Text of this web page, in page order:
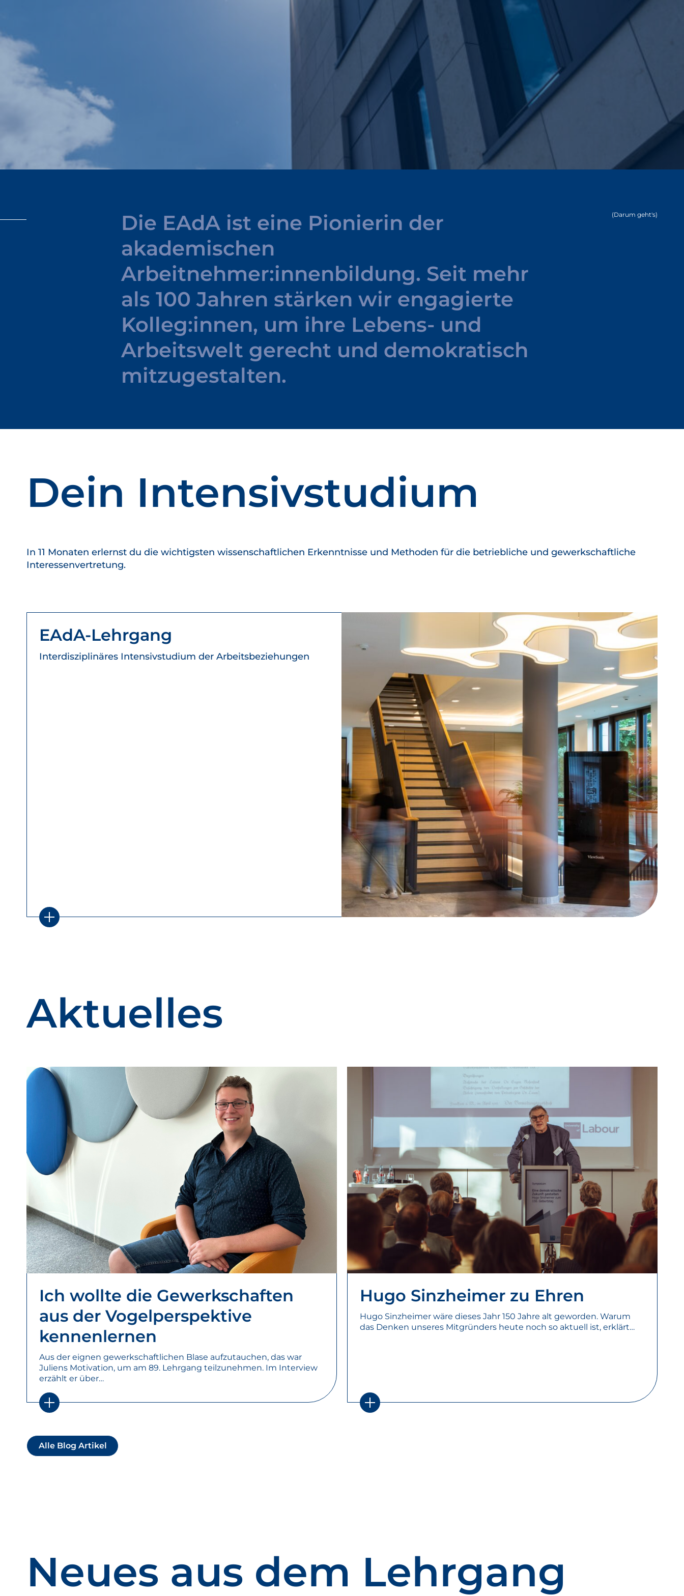
Die EAdA ist eine Pionierin der
akademischen
Arbeitnehmer:innenbildung. Seit mehr
als 100Jahren stärken wir engagierte
Kolleg:innen, um ihre Lebens- und
Arbeitswelt gerecht und demokratisch
mitzugestalten.
Dein Intensivstudium
In 11 Monaten erlernst du die wichtigsten wissenschaftlichen Erkenntnisse und Methoden für die betriebliche und gewerkschaftliche
Interessenvertretung.
EAdA-Lehrgang
Interdisziplinäres Intensivstudium der Arbeitsbeziehungen
Aktuelles
Ich wollte die Gewerkschaften
aus der Vogelperspektive
kennenlernen
Aus der eignen gewerkschaftlichen Blase aufzutauchen, das war
Juliens Motivation, um am 89. Lehrgang teilzunehmen. Im Interview
erzählt er über…
Hugo Sinzheimer zu Ehren
Hugo Sinzheimer wäre dieses Jahr 150 Jahre alt geworden. Warum
das Denken unseres Mitgründers heute noch so aktuell ist, erklärt…
Alle Blog Artikel
Neues aus dem Lehrgang